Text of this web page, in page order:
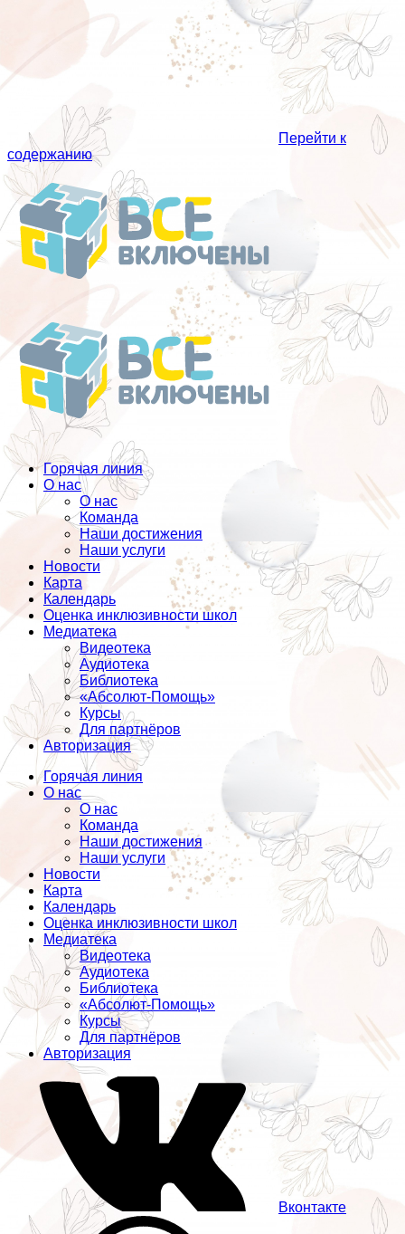
Перейти к
содержанию
Горячая линия
О нас
О нас
Команда
Наши достижения
Наши услуги
Новости
Карта
Календарь
Оценка инклюзивности школ
Медиатека
Видеотека
Аудиотека
Библиотека
«Абсолют-Помощь»
Курсы
Для партнёров
Авторизация
Горячая линия
О нас
О нас
Команда
Наши достижения
Наши услуги
Новости
Карта
Календарь
Оценка инклюзивности школ
Медиатека
Видеотека
Аудиотека
Библиотека
«Абсолют-Помощь»
Курсы
Для партнёров
Авторизация
Вконтакте